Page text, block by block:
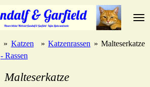
» Katzen
- Rassen
» Katzenrassen » Malteserkatze
Malteserkatze